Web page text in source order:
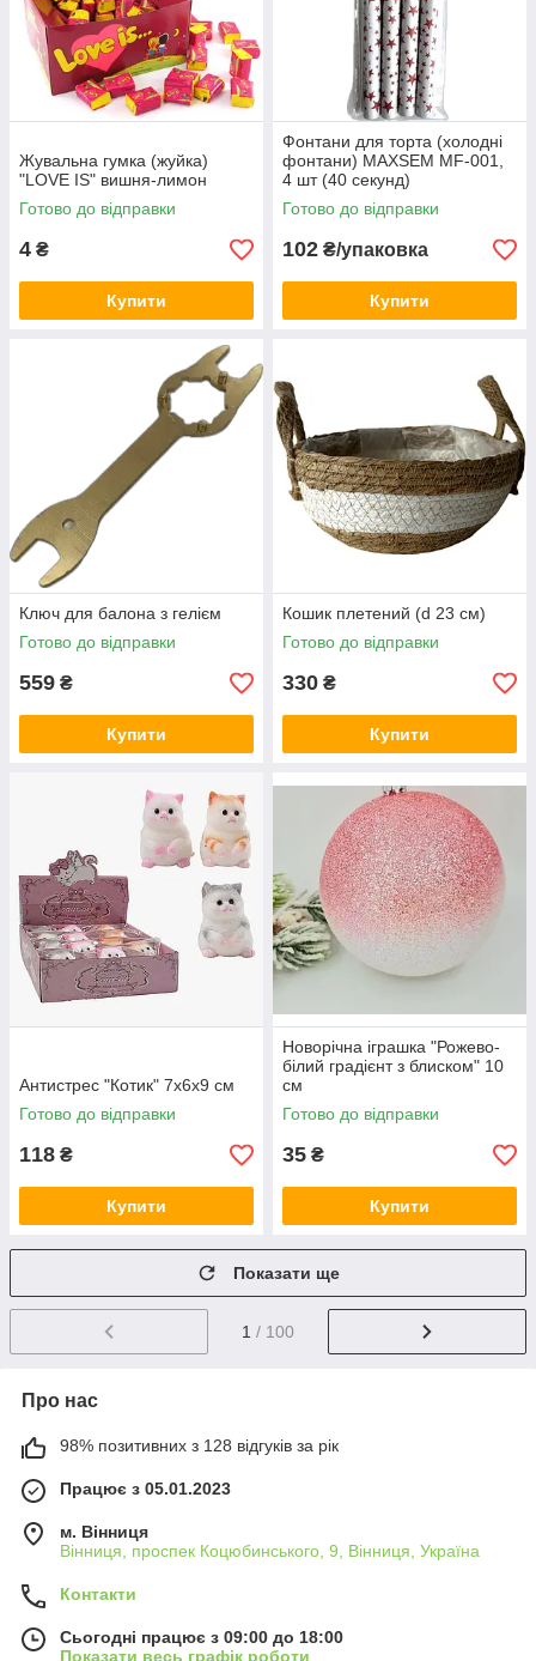
Жувальна гумка (жуйка)
"LOVE IS" вишня-лимон
Готово до відправки
4 ₴
Купити
Фонтани для торта (холодні
фонтани) MAXSEM MF-001,
4 шт (40 секунд)
Готово до відправки
102 ₴/упаковка
Купити
Ключ для балона з гелієм
Готово до відправки
559 ₴
Купити
Кошик плетений (d 23 см)
Готово до відправки
330 ₴
Купити
Антистрес "Котик" 7х6х9 см
Готово до відправки
118 ₴
Купити
Новорічна іграшка "Рожево-
білий градієнт з блиском" 10
см
Готово до відправки
35 ₴
Купити
Показати ще
1 / 100
Про нас
98% позитивних з 128 відгуків за рік
Працює з 05.01.2023
м. Вінниця
Вінниця, проспек Коцюбинського, 9, Вінниця, Україна
Контакти
Сьогодні працює з 09:00 до 18:00
Показати весь графік роботи